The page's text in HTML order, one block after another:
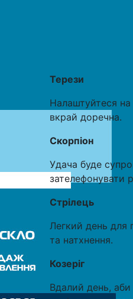
Терези
Налаштуйтеся
вкрай доречна.
Скорпіон
Удача буде
зателефонувати
Стрілець
Легкий день для
та натхнення.
Козеріг
Вдалий день,